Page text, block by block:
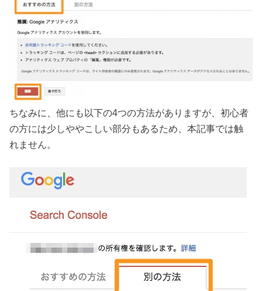
ちなみに、他にも以下の4つの方法がありますが、初心者
の方には少しややこしい部分もあるため、本記事では触
れません。